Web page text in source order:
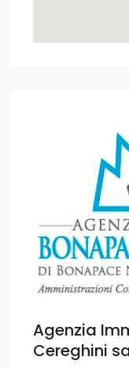
Agenzia
Cereghini